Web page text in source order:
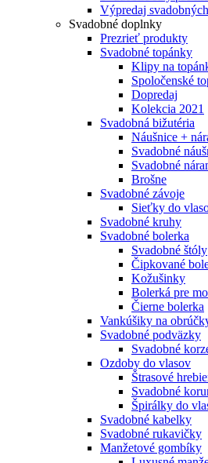
Výpredaj
Svadobné doplnky
Prezrieť produkty
Svadobné topánky
Klipy na
Spoločenské
Dopredaj
Kolekcia 2021
Svadobná bižutéria
Náušnice +
Svadobné
Svadobné
Brošne
Svadobné závoje
Sieťky do
Svadobné kruhy
Svadobné bolerka
Svadobné štóly
Čipkované
Kožušinky
Bolerká pre
Čierne bolerka
Vankúšiky na
Svadobné podväzky
Svadobné
Ozdoby do vlasov
Štrasové
Svadobné
Špirálky do
Svadobné kabelky
Svadobné rukavičky
Manžetové gombíky